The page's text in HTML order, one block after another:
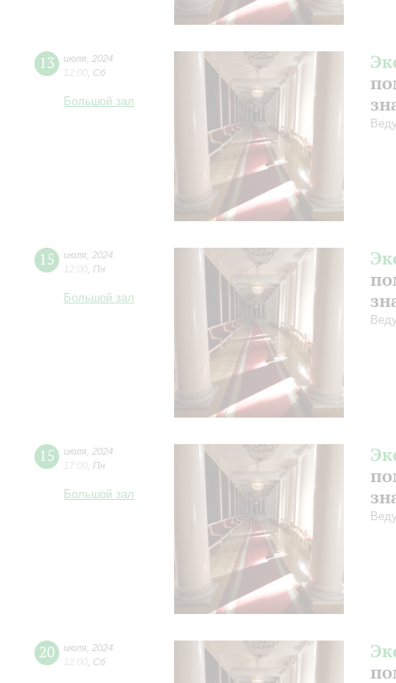
13 июля 2024
12:00 Сб
Большой зал
15 июля 2024
12:00 Пн
Большой зал
15 июля 2024
17:00 Пн
Большой зал
20 июля 2024
12:00 Сб